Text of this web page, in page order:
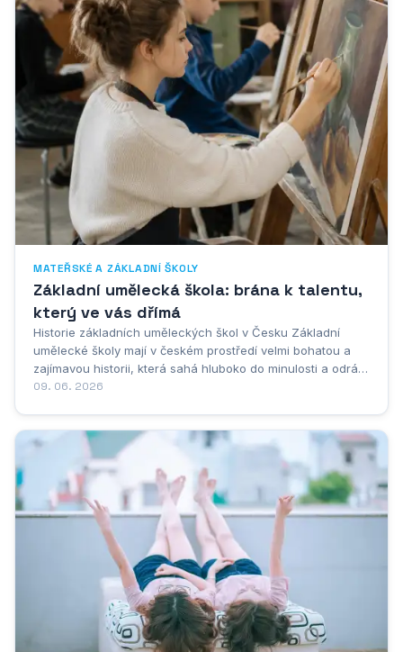
MATEŘSKÉ A ZÁKLADNÍ ŠKOLY
Základní umělecká škola: brána k talentu,
který ve vás dřímá
Historie základních uměleckých škol v Česku Základní
umělecké školy mají v českém prostředí velmi bohatou a
zajímavou historii, která sahá hluboko do minulosti a odráží
společenské, kulturní i politické proměny naší země. Jejich
09. 06. 2026